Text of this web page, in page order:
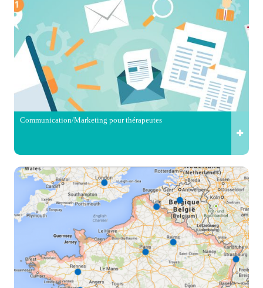
Communication/Marketing pour thérapeutes